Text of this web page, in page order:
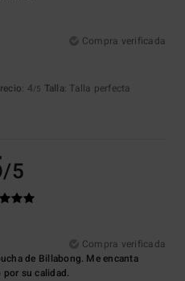
Compra verificada
: 4/5 Talla: Talla perfecta
/5
Compra verificada
de Billabong. Me encanta
su calidad.